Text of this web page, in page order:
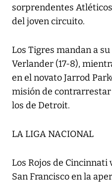
sorprendentes
del joven circuito.
Los Tigres mandan a
Verlander (17-8),
en el novato Jarrod
misión de
los de Detroit.
LA LIGA NACIONAL
Los Rojos de Cincinnati
San Francisco en la